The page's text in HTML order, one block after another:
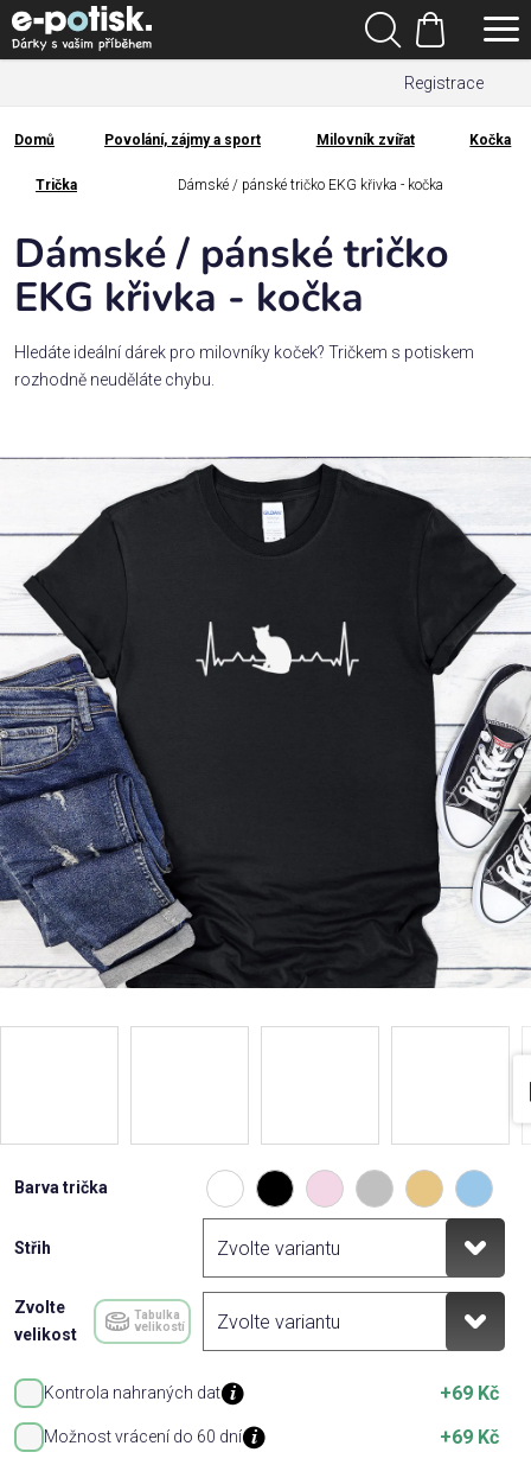
Přejít
na
obsah
Registrace
Hledat
Nákupní
košík
Kategorie
Dárek
pro
Rodina
/
Příležitosti
Domácnost
Kolekce
Oblečení
Přihlášení
Domů
Domů Povolání, zájmy a sport Milovník zvířat Kočka
Trička Dámské / pánské tričko EKG křivka - kočka
Barva trička
Střih
Zvolte
velikost
Tabulka
velikostí
Kontrola nahraných dat +69 Kč
Možnost vrácení do 60 dní +69 Kč
Dámské / pánské tričko
EKG křivka - kočka
Hledáte ideální dárek pro milovníky koček? Tričkem s potiskem
rozhodně neuděláte chybu.